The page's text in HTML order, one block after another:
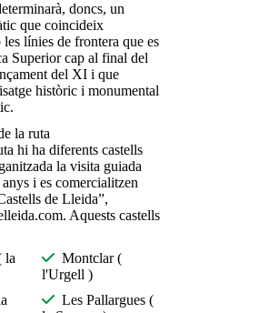
doncs, un
que coincideix
línies de frontera que es
Superior cap al final del
del XI i que
històric i monumental
la ruta
hi ha diferents castells
la visita guiada
i es comercialitzen
de Lleida”,
Aquests castells
la
Montclar (
l'Urgell )
Les Pallargues (